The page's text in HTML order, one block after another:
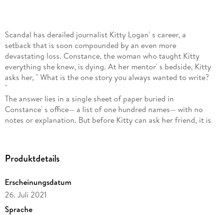
Scandal has derailed journalist Kitty Logan' s career, a
setback that is soon compounded by an even more
devastating loss. Constance, the woman who taught Kitty
everything she knew, is dying. At her mentor' s bedside, Kitty
asks her, " What is the one story you always wanted to write?
"
The answer lies in a single sheet of paper buried in
Constance' s office— a list of one hundred names— with no
notes or explanation. But before Kitty can ask her friend, it is
tracking down each of the names on the list and uncovering
learning their stories, Kitty begins to piece together an
unexpected portrait of Constance' s life . . . and starts to
understand her own.
Produktdetails
Erscheinungsdatum
26. Juli 2021
Sprache